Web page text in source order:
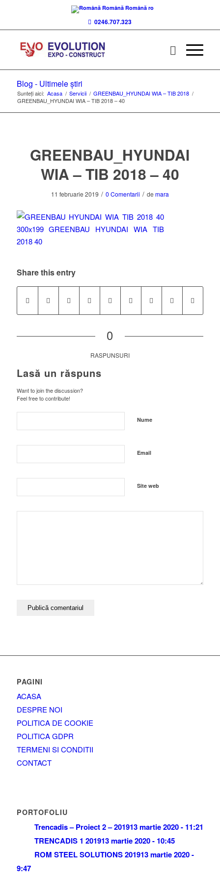
Română Română ro
0246.707.323
Blog - Ultimele știri
Sunteți aici: Acasa / Servicii / GREENBAU_HYUNDAI WIA – TIB 2018 /
GREENBAU_HYUNDAI WIA – TIB 2018 – 40
GREENBAU_HYUNDAI
WIA – TIB 2018 – 40
11 februarie 2019 / 0 Comentarii / demara
Share this entry
0
RASPUNSURI
Lasă un răspuns
Want to join the discussion?
Feel free to contribute!
Nume
Email
Site web
PAGINI
ACASA
DESPRE NOI
POLITICA DE COOKIE
POLITICA GDPR
TERMENI SI CONDITII
CONTACT
PORTOFOLIU
Trencadis – Proiect 2 – 201913 martie 2020 - 11:21
TRENCADIS 1 201913 martie 2020 - 10:45
ROM STEEL SOLUTIONS 201913 martie 2020 -
9:47